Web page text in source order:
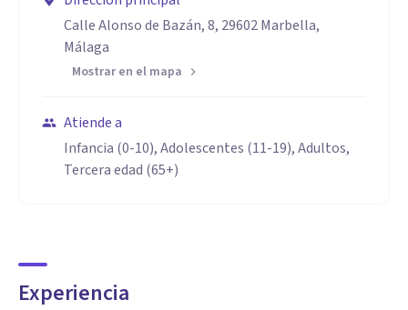
Calle Alonso de Bazán, 8, 29602 Marbella,
Málaga
Mostrar en el mapa
Atiende a
Infancia (0-10), Adolescentes (11-19), Adultos,
Tercera edad (65+)
Experiencia